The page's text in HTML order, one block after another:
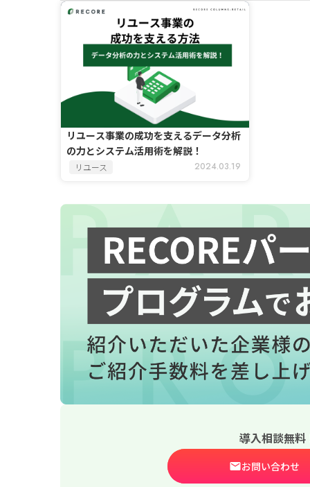
リユース事業の成功を支えるデータ分析
の力とシステム活用術を解説！
リユース 2024.03.19
導入相談無料
お問い合わせ